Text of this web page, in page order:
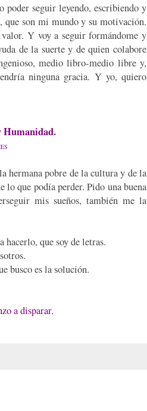
poder seguir leyendo, escribiendo y
que son mi mundo y su motivación.
Y voy a seguir formándome y
de la suerte y de quien colabore
medio libro-medio libre y,
ninguna gracia. Y yo, quiero
hermana pobre de la cultura y de la
lo que podía perder. Pido una buena
mis sueños, también me la
hacerlo, que soy de letras.
busco es la solución.
a disparar.